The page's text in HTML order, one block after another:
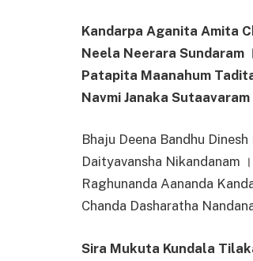
Kandarpa Aganita Amita
Neela Neerara Sundaram
Patapita Maanahum
Navmi Janaka
Bhaju Deena Bandhu Dinesh
Daityavansha Nikandanam ।
Raghunanda Aananda
Chanda Dasharatha
Sira Mukuta Kundala